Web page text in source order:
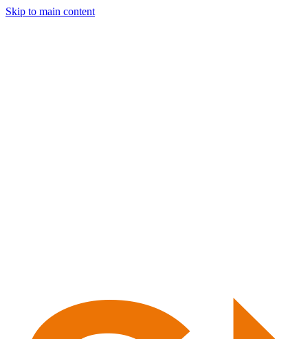
Skip to main content